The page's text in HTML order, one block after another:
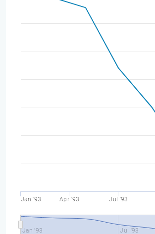
Jan '93 Apr '93 Jul '93
Jan '93 Jul '93